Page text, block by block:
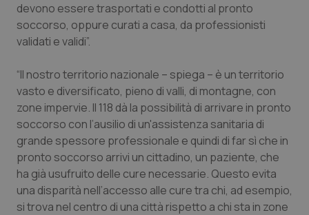
Sardegna
Toscana
Umbria
Valle D’Aosta
Veneto
Malattia di Crohn & Rettocolite Ulcerosa
Obesità
Oftalmologia
Oncodermatologia
Oncoematologia
devono essere trasportati e condotti al pronto
soccorso, oppure curati a casa, da professionisti
validati e validi”.
“Il nostro territorio nazionale – spiega – è un territorio
vasto e diversificato, pieno di valli, di montagne, con
zone impervie. Il 118 dà la possibilità di arrivare in pronto
soccorso con l’ausilio di un'assistenza sanitaria di
grande spessore professionale e quindi di far sì che in
pronto soccorso arrivi un cittadino, un paziente, che
ha già usufruito delle cure necessarie. Questo evita
una disparità nell’accesso alle cure tra chi, ad esempio,
si trova nel centro di una città rispetto a chi sta in zone